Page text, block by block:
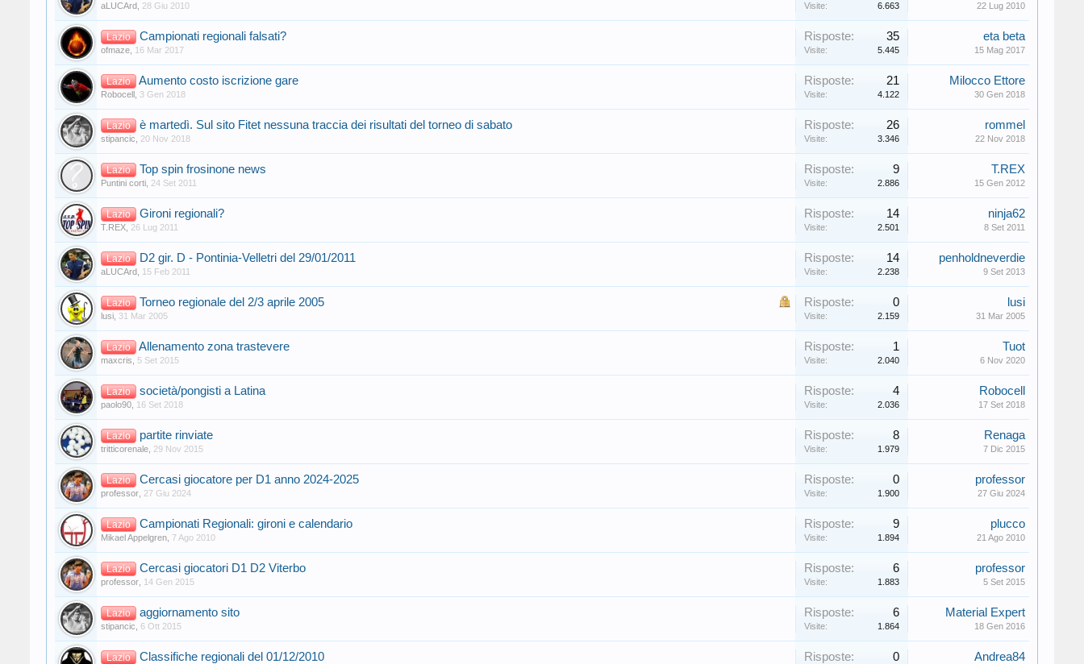
aLUCArd 28 Giu 2010 Visite: 6.663 22 Lug 2010
Lazio Campionati regionali falsati?
ofmaze 16 Mar 2017
Risposte: 35
Visite: 5.445
eta beta
15 Mag 2017
Lazio Aumento costo iscrizione gare
Robocell 3 Gen 2018
Risposte: 21
Visite: 4.122
Milocco Ettore
30 Gen 2018
Lazio è martedì. Sul sito Fitet nessuna traccia dei risultati del torneo di sabato
stipancic 20 Nov 2018
Risposte: 26
Visite: 3.346
rommel
22 Nov 2018
Lazio Top spin frosinone news
Puntini corti 24 Set 2011
Risposte: 9
Visite: 2.886
T.REX
15 Gen 2012
Lazio Gironi regionali?
T.REX 26 Lug 2011
Risposte: 14
Visite: 2.501
ninja62
8 Set 2011
Lazio D2 gir. D - Pontinia-Velletri del 29/01/2011
aLUCArd 15 Feb 2011
Risposte: 14
Visite: 2.238
penholdneverdie
9 Set 2013
Lazio Torneo regionale del 2/3 aprile 2005
lusi 31 Mar 2005
Risposte: 0
Visite: 2.159
lusi
31 Mar 2005
Lazio Allenamento zona trastevere
maxcris 5 Set 2015
Risposte: 1
Visite: 2.040
Tuot
6 Nov 2020
Lazio società/pongisti a Latina
paolo90 16 Set 2018
Risposte: 4
Visite: 2.036
Robocell
17 Set 2018
Lazio partite rinviate
tritticorenale 29 Nov 2015
Risposte: 8
Visite: 1.979
Renaga
7 Dic 2015
Lazio Cercasi giocatore per D1 anno 2024-2025
professor 27 Giu 2024
Risposte: 0
Visite: 1.900
professor
27 Giu 2024
Lazio Campionati Regionali: gironi e calendario
Mikael Appelgren 7 Ago 2010
Risposte: 9
Visite: 1.894
plucco
21 Ago 2010
Lazio Cercasi giocatori D1 D2 Viterbo
professor 14 Gen 2015
Risposte: 6
Visite: 1.883
professor
5 Set 2015
Lazio aggiornamento sito
stipancic 6 Ott 2015
Risposte: 6
Visite: 1.864
Material Expert
18 Gen 2016
Lazio Classifiche regionali del 01/12/2010 Risposte: 0 Andrea84